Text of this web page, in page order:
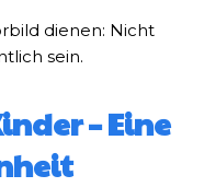
dienen: Nicht
sein.
– Eine